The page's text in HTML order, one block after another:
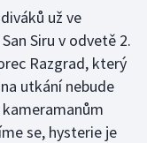
už ve
Siru v odvetě 2.
Razgrad, který
utkání nebude
se, hysterie je